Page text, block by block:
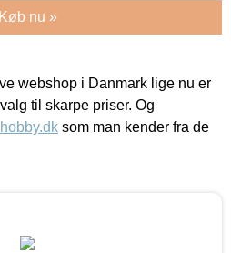
Køb nu »
webshop i Danmark lige nu er
til skarpe priser. Og
som man kender fra de